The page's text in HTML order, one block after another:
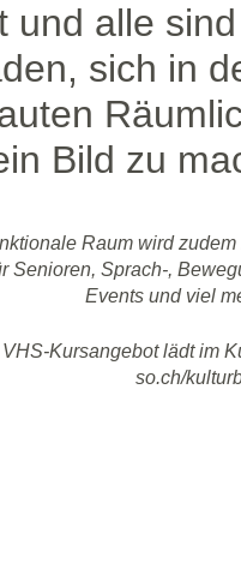
und alle
sich in
Bild zu
Raum wird
Senioren, Sprach-,
Events und viel
Kursangebot lädt im
so.ch/